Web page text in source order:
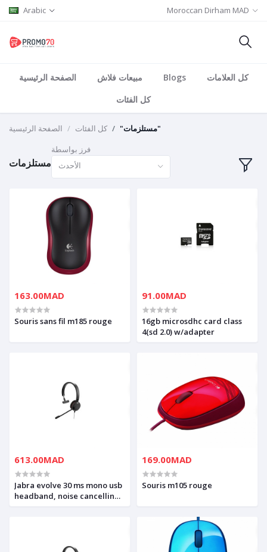
Arabic Moroccan Dirham MAD
الصفحة الرئيسية مبيعات فلاش Blogs
كل العلامات
كل الفئات
الصفحة الرئيسية كل الفئات "مستلزمات"
مستلزمات
فرز بواسطة
الأحدث
163.00MAD
Souris sans fil m185 rouge
91.00MAD
16gb microsdhc card class
4(sd 2.0) w/adapter
613.00MAD
Jabra evolve 30 ms mono usb
headband, noise cancelling,
169.00MAD
Souris m105 rouge